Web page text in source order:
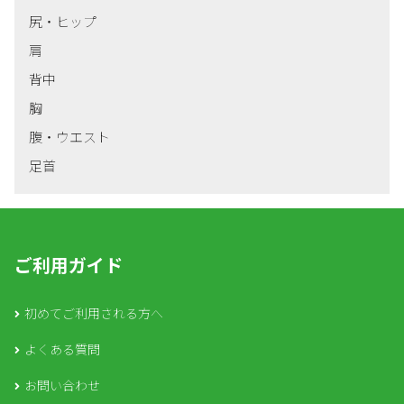
尻・ヒップ
肩
背中
胸
腹・ウエスト
足首
ご利用ガイド
初めてご利用される方へ
よくある質問
お問い合わせ